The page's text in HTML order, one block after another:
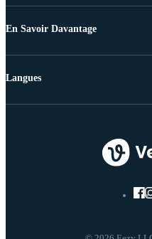
En Savoir Davantage
Langues